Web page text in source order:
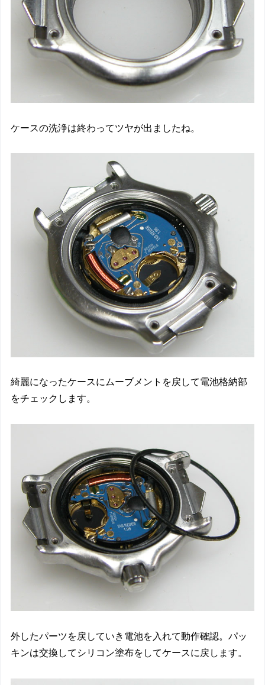
ケースの洗浄は終わってツヤが出ましたね。
綺麗になったケースにムーブメントを戻して電池格納部
をチェックします。
外したパーツを戻していき電池を入れて動作確認。パッ
キンは交換してシリコン塗布をしてケースに戻します。